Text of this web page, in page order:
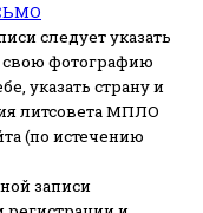
следует указать
фотографию
указать страну и
литсовета МПЛО
(по истечению
записи